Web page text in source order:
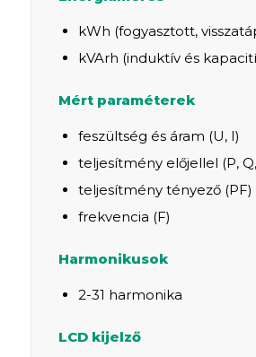
kWh (fogyasztott,
kVArh (induktív és
Mért paraméterek
feszültség és áram (U, I)
teljesítmény előjellel (P, Q,
teljesítmény tényező (PF)
frekvencia (F)
Harmonikusok
2-31 harmonika
LCD kijelző